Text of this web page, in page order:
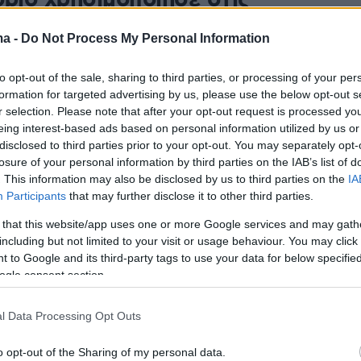
- Do Not Process My Personal Information
opt-out of the sale, sharing to third parties, or processing of your
for targeted advertising by us, please use the below opt-out
selection. Please note that after your opt-out request is processed
interest-based ads based on personal information utilized by us
to third parties prior to your opt-out. You may separately
of your personal information by third parties on the IAB’s list of
This information may also be disclosed by us to third parties on the
Participants that may further disclose it to other third parties.
that this website/app uses one or more Google services and may
but not limited to your visit or usage behaviour. You may
to Google and its third-party tags to use your data for below
consent section.
Data Processing Opt Outs
opt-out of the Sharing of my personal data.
φωτογραφίες της Κέιτλιν
έβαλαν αφίσα του Μπρους Τζένερ στους
Αγώνες και στις γυναικείες ένα πορτρέτο ως Κέιτλιν
Πούτιν με νόμο
την αλλαγή φύλου στη
απαγορεύει τις ιατρικές παρεμβάσεις «που
του φύλου στα δημόσια αρχεία
109